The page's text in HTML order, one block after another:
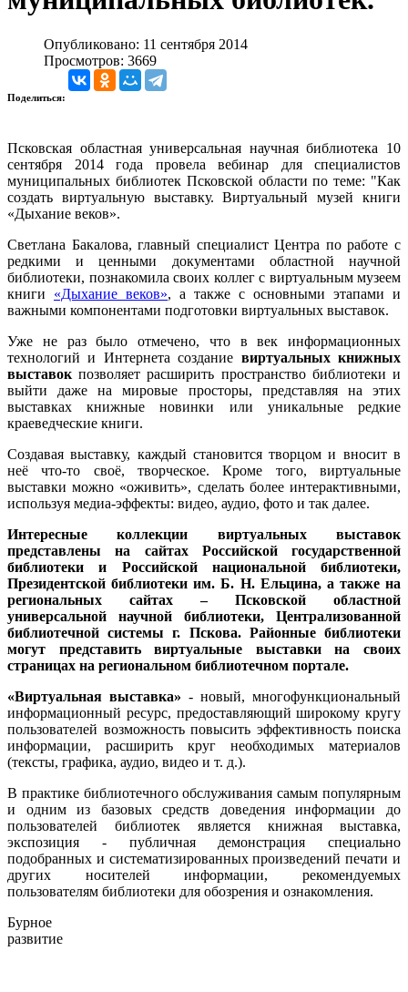
Опубликовано: 11 сентября 2014
Просмотров: 3669
Поделиться:
Псковская областная универсальная научная библиотека 10
сентября 2014 года провела вебинар для специалистов
муниципальных библиотек Псковской области по теме: "Как
создать виртуальную выставку. Виртуальный музей книги
«Дыхание веков».
Светлана Бакалова, главный специалист Центра по работе с
редкими и ценными документами областной научной
библиотеки, познакомила своих коллег с виртуальным музеем
книги «Дыхание веков», а также с основными этапами и
важными компонентами подготовки виртуальных выставок.
Уже не раз было отмечено, что в век информационных
технологий и Интернета создание виртуальных книжных
выставок позволяет расширить пространство библиотеки и
выйти даже на мировые просторы, представляя на этих
выставках книжные новинки или уникальные редкие
краеведческие книги.
Создавая выставку, каждый становится творцом и вносит в
неё что-то своё, творческое. Кроме того, виртуальные
выставки можно «оживить», сделать более интерактивными,
используя медиа-эффекты: видео, аудио, фото и так далее.
Интересные коллекции виртуальных выставок
представлены на сайтах Российской государственной
библиотеки и Российской национальной библиотеки,
Президентской библиотеки им. Б. Н. Ельцина, а также на
региональных сайтах – Псковской областной
универсальной научной библиотеки, Централизованной
библиотечной системы г. Пскова. Районные библиотеки
могут представить виртуальные выставки на своих
страницах на региональном библиотечном портале.
«Виртуальная выставка» - новый, многофункциональный
информационный ресурс, предоставляющий широкому кругу
пользователей возможность повысить эффективность поиска
информации, расширить круг необходимых материалов
(тексты, графика, аудио, видео и т. д.).
В практике библиотечного обслуживания самым популярным
и одним из базовых средств доведения информации до
пользователей библиотек является книжная выставка,
экспозиция - публичная демонстрация специально
подобранных и систематизированных произведений печати и
других носителей информации, рекомендуемых
пользователям библиотеки для обозрения и ознакомления.
Бурное
развитие